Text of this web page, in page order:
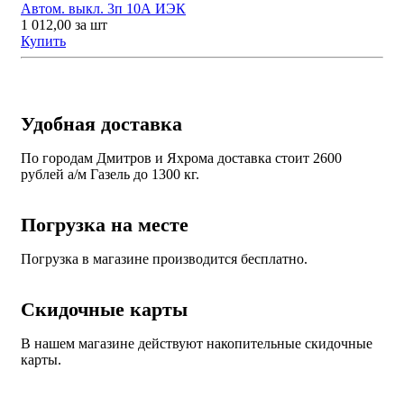
Автом. выкл. 3п 10А ИЭК
1 012,00 за шт
Купить
Удобная доставка
По городам Дмитров и Яхрома доставка стоит 2600
рублей а/м Газель до 1300 кг.
Погрузка на месте
Погрузка в магазине производится бесплатно.
Скидочные карты
В нашем магазине действуют накопительные скидочные
карты.